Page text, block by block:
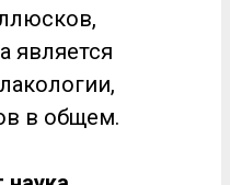
является
в общем.